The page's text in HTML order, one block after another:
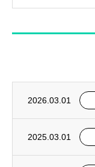
2026.03.01
2025.03.01